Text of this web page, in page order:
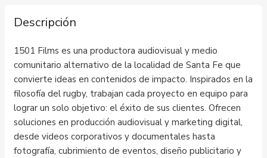
Descripción
1501 Films es una productora audiovisual y medio
comunitario alternativo de la localidad de Santa Fe que
convierte ideas en contenidos de impacto. Inspirados en la
filosofía del rugby, trabajan cada proyecto en equipo para
lograr un solo objetivo: el éxito de sus clientes. Ofrecen
soluciones en producción audiovisual y marketing digital,
desde videos corporativos y documentales hasta
fotografía, cubrimiento de eventos, diseño publicitario y